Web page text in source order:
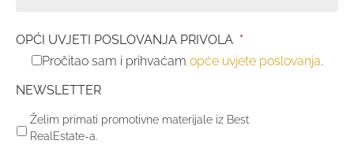
OPĆI UVJETI POSLOVANJA PRIVOLA *
Pročitao sam i prihvaćam opće uvjete poslovanja.
NEWSLETTER
Želim primati promotivne materijale iz Best
RealEstate-a.